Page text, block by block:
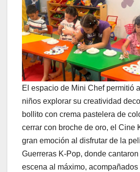
El espacio de Mini Chef permitió
niños explorar su creatividad
bollito con crema pastelera de
cerrar con broche de oro, el Cine
gran emoción al disfrutar de la
Guerreras K-Pop, donde
escena al máximo, acompañados